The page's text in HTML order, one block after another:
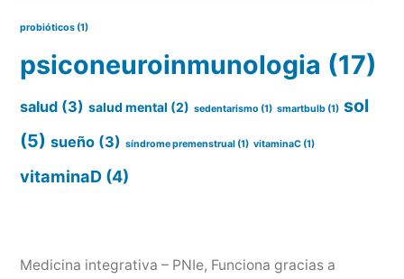
probióticos (1)
psiconeuroinmunologia (17)
salud (3) salud mental (2) sedentarismo (1) smartbulb (1) sol
(5) sueño (3) síndrome premenstrual (1) vitaminaC (1)
vitaminaD (4)
Medicina integrativa – PNIe, Funciona gracias a